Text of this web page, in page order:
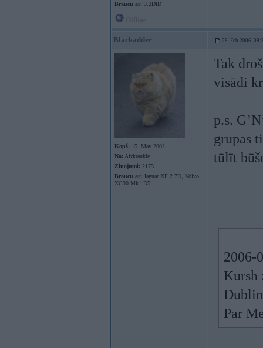
Braucu ar: 3.2DID
Blackadder 28. Feb 2006,
Kopš: 15. May 2002
No: Aizkraukle
Ziņojumi: 2175
Braucu ar: Jaguar XF 2.7D, Volvo
XC90 Mk1 D5
Tak
visādi
p.s.
grupas
tūlīt
2006-
Kursh
Par